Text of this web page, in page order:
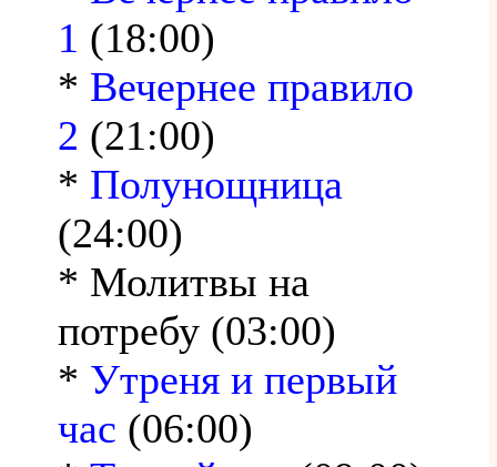
1 (18:00)
* Вечернее правило
2 (21:00)
* Полунощница
(24:00)
* Молитвы на
потребу (03:00)
* Утреня и первый
час (06:00)